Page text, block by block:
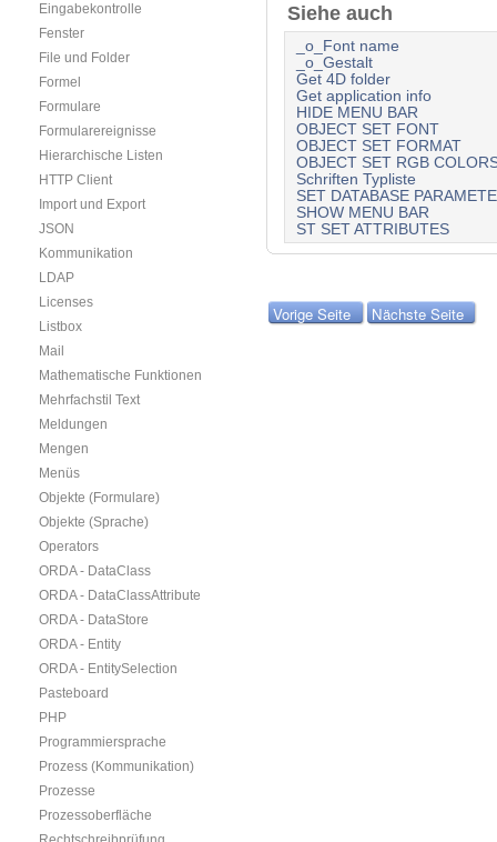
Eingabekontrolle
Fenster
File und Folder
Formel
Formulare
Formularereignisse
Hierarchische Listen
HTTP Client
Import und Export
JSON
Kommunikation
LDAP
Licenses
Listbox
Mail
Mathematische Funktionen
Mehrfachstil Text
Meldungen
Mengen
Menüs
Objekte (Formulare)
Objekte (Sprache)
Operators
ORDA - DataClass
ORDA - DataClassAttribute
ORDA - DataStore
ORDA - Entity
ORDA - EntitySelection
Pasteboard
PHP
Programmiersprache
Prozess (Kommunikation)
Prozesse
Prozessoberfläche
Siehe auch
_o_Font name
_o_Gestalt
Get 4D folder
Get application info
HIDE MENU BAR
OBJECT SET FONT
OBJECT SET FORMAT
OBJECT SET RGB
Schriften Typliste
SET DATABASE
SHOW MENU BAR
ST SET ATTRIBUTES
Vorige Seite Nächste Seite